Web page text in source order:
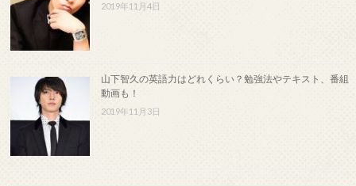
2019年11月4日
山下智久の英語力はどれくらい？勉強法やテキスト、番組
動画も！
2019年11月3日